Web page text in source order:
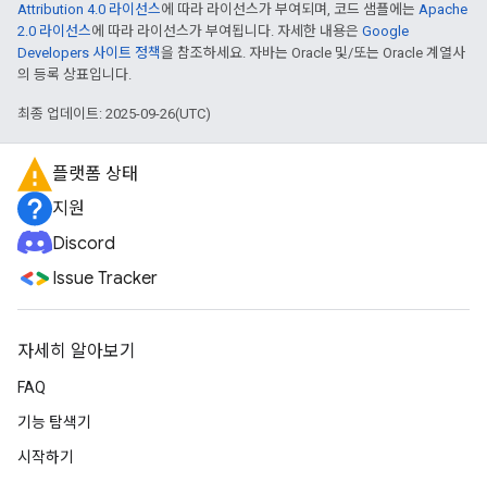
Attribution 4.0 라이선스에 따라 라이선스가 부여되며, 코드 샘플에는 Apache
2.0 라이선스에 따라 라이선스가 부여됩니다. 자세한 내용은 Google
Developers 사이트 정책을 참조하세요. 자바는 Oracle 및/또는 Oracle 계열사
의 등록 상표입니다.
최종 업데이트: 2025-09-26(UTC)
플랫폼 상태
지원
Discord
Issue Tracker
자세히 알아보기
FAQ
기능 탐색기
시작하기